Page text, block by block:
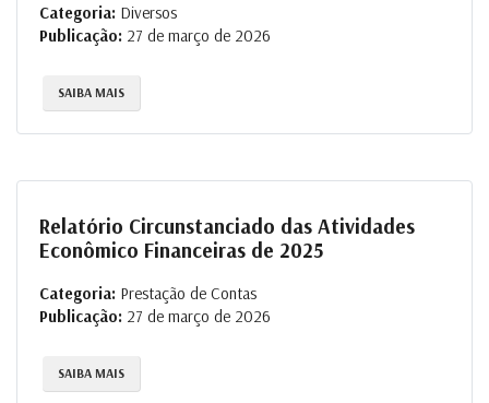
Categoria: Diversos
Publicação: 27 de março de 2026
SAIBA MAIS
Relatório Circunstanciado das Atividades
Econômico Financeiras de 2025
Categoria: Prestação de Contas
Publicação: 27 de março de 2026
SAIBA MAIS